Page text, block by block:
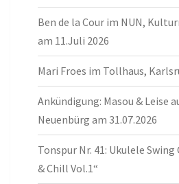
Ben de la Cour im NUN,
am 11.Juli 2026
Mari Froes im Tollhaus,
Ankündigung: Masou & Leise
Neuenbürg am 31.07.2026
Tonspur Nr. 41: Ukulele
& Chill Vol.1“